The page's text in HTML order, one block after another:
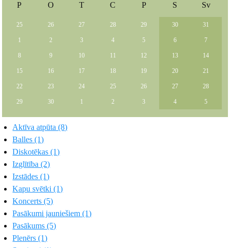
P O T C P S Sv
25 26 27 28 29 30 31
1 2 3 4 5 6 7
8 9 10 11 12 13 14
15 16 17 18 19 20 21
22 23 24 25 26 27 28
29 30 1 2 3 4 5
Aktīva atpūta (8)
Balles (1)
Diskotēkas (1)
Izglītība (2)
Izstādes (1)
Kapu svētki (1)
Koncerts (5)
Pasākumi jauniešiem (1)
Pasākums (5)
Plenērs (1)